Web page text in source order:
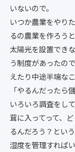
いないので。
いつか農業をやり
るの農業を作ろう
太陽光を設置でき
う制度があったの
えたり中途半端な
「やるんだったら
いろいろ調査をし
茸に入ってって、
るんだろう？とい
湿度を管理すれば